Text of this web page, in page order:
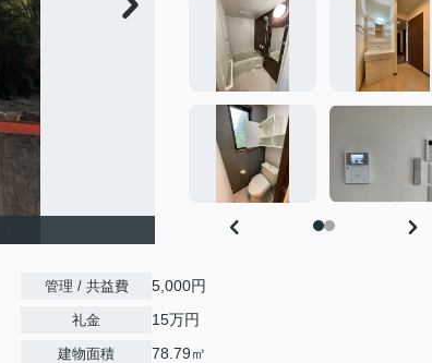
管理 / 共益費 5,000円
礼金 15万円
建物面積 78.79㎡